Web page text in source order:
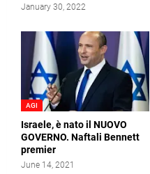
January 30, 2022
AGI
Israele, è nato il NUOVO
GOVERNO. Naftali Bennett
premier
June 14, 2021